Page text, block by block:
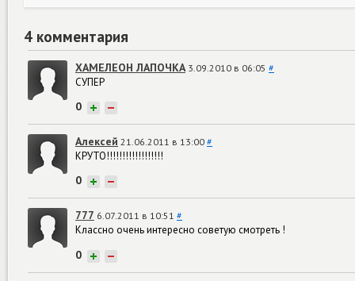
4 комментария
ХАМЕЛЕОН ЛАПОЧКА 3.09.2010 в 06:05 #
СУПЕР
0 + −
Алексей 21.06.2011 в 13:00 #
КРУТО!!!!!!!!!!!!!!!!!!
0 + −
777 6.07.2011 в 10:51 #
Классно очень интересно советую смотреть !
0 + −